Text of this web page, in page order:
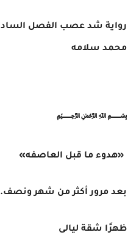
محمد سلامه
﷽
«هدوء ما قبل العاصفه»
بعد مرور أكثر من شهر ونصف.
ظهرًا شقة ليالى